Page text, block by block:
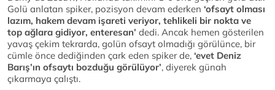
Golü anlatan spiker, pozisyon devam ederken ‘ofsayt olması
lazım, hakem devam işareti veriyor, tehlikeli bir nokta ve
top ağlara gidiyor, enteresan’ dedi. Ancak hemen gösterilen
yavaş çekim tekrarda, golün ofsayt olmadığı görülünce, bir
cümle önce dediğinden çark eden spiker de, ‘evet Deniz
Barış’ın ofsaytı bozduğu görülüyor’, diyerek günah
çıkarmaya çalıştı.